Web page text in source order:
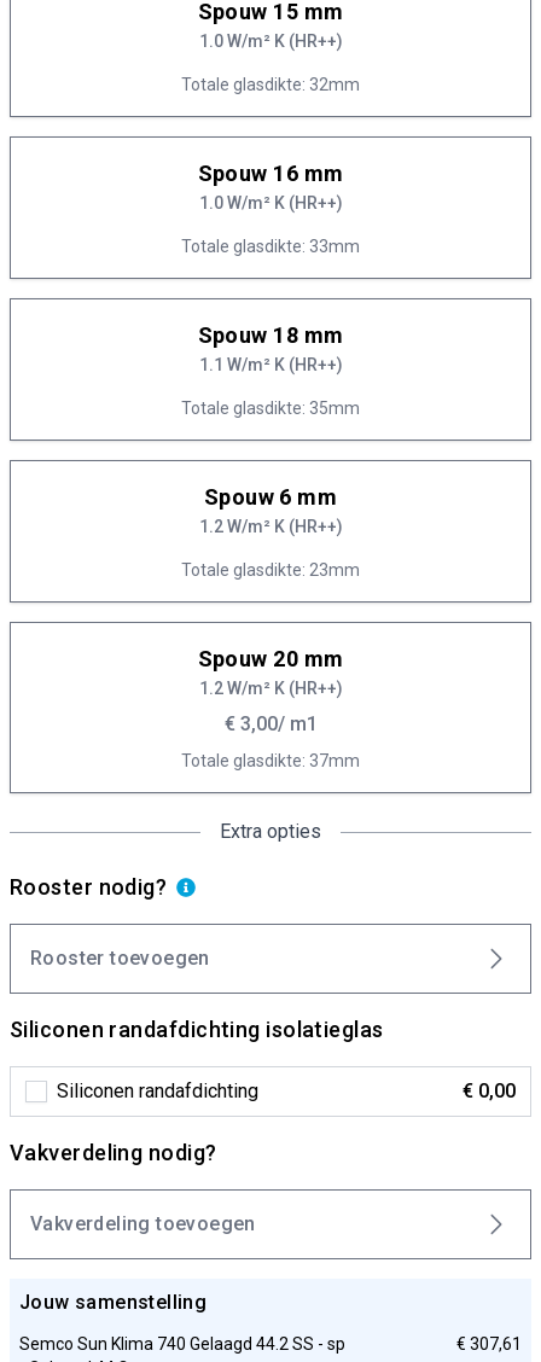
Spouw 15 mm
1.0 W/m² K (HR++)
Totale glasdikte: 32mm
Spouw 16 mm
1.0 W/m² K (HR++)
Totale glasdikte: 33mm
Spouw 18 mm
1.1 W/m² K (HR++)
Totale glasdikte: 35mm
Spouw 6 mm
1.2 W/m² K (HR++)
Totale glasdikte: 23mm
Spouw 20 mm
1.2 W/m² K (HR++)
€ 3,00/ m1
Totale glasdikte: 37mm
Extra opties
Rooster nodig?
Rooster toevoegen
Siliconen randafdichting isolatieglas
Siliconen randafdichting € 0,00
Vakverdeling nodig?
Vakverdeling toevoegen
Jouw samenstelling
Semco Sun Klima 740 Gelaagd 44.2 SS - sp
€ 307,61